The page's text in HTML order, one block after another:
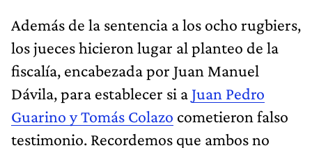
Además de la sentencia a los ocho rugbiers,
los jueces hicieron lugar al planteo de la
fiscalía, encabezada por Juan Manuel
Dávila, para establecer si a Juan Pedro
Guarino y Tomás Colazo cometieron falso
testimonio. Recordemos que ambos no